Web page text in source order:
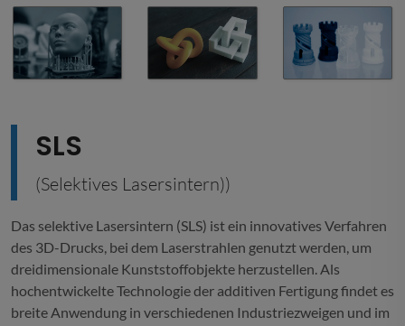
SLS
(Selektives Lasersintern))
Das selektive Lasersintern (SLS) ist ein innovatives Verfahren
des 3D-Drucks, bei dem Laserstrahlen genutzt werden, um
dreidimensionale Kunststoffobjekte herzustellen. Als
hochentwickelte Technologie der additiven Fertigung findet es
breite Anwendung in verschiedenen Industriezweigen und im